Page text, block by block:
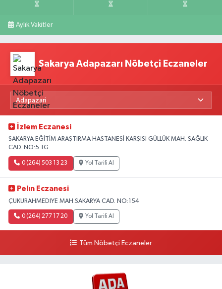
Aylık Vakitler
Sakarya Adapazarı Nöbetçi Eczaneler
İzlem Eczanesi
SAKARYA EĞİTİM ARAŞTIRMA HASTANESİ KARŞISI GÜLLÜK MAH. SAĞLIK
CAD. NO:5 1G
0 (264) 503 13 23 Yol Tarifi Al
Pelın Eczanesi
ÇUKURAHMEDIYE MAH.SAKARYA CAD. NO:154
0 (264) 277 17 20 Yol Tarifi Al
Tüm Nöbetçi Eczaneler